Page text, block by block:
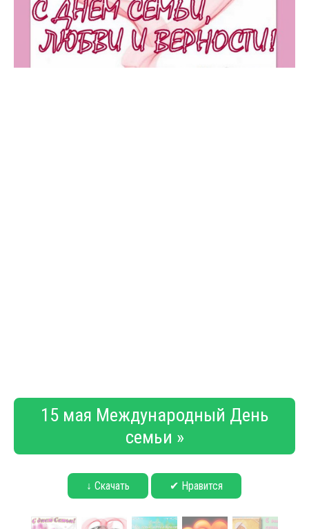
15 мая Международный День
семьи »
↓ Скачать ✔ Нравится